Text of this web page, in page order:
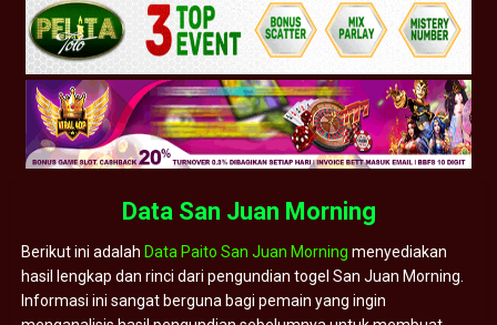
Data San Juan Morning
Berikut ini adalah Data Paito San Juan Morning menyediakan
hasil lengkap dan rinci dari pengundian togel San Juan Morning.
Informasi ini sangat berguna bagi pemain yang ingin